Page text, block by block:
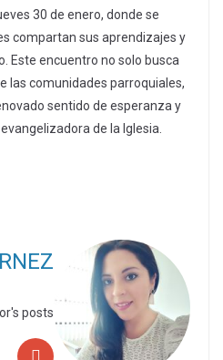
30 de enero, donde se
compartan sus aprendizajes y
Este encuentro no solo busca
las comunidades parroquiales,
sentido de esperanza y
de la Iglesia.
posts